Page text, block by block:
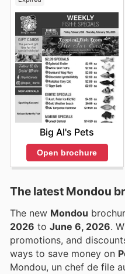
Big Al's Pets
Open brochure
The latest Mondou
The new Mondou
2026 to June 6, 2026 .
promotions, and
ways to save money on
Mondou, un chef de file